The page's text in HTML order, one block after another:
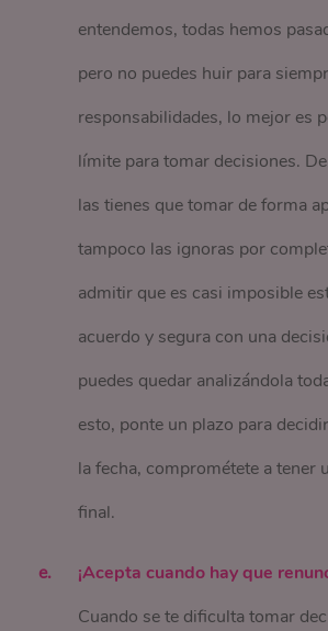
entendemos, todas hemos
pero no puedes huir para
responsabilidades, lo mejor es
límite para tomar decisiones.
las tienes que tomar de forma
tampoco las ignoras por
admitir que es casi imposible
acuerdo y segura con una
puedes quedar analizándola
esto, ponte un plazo para
la fecha, comprométete a tener
final.
¡Acepta cuando hay que
Cuando se te dificulta tomar